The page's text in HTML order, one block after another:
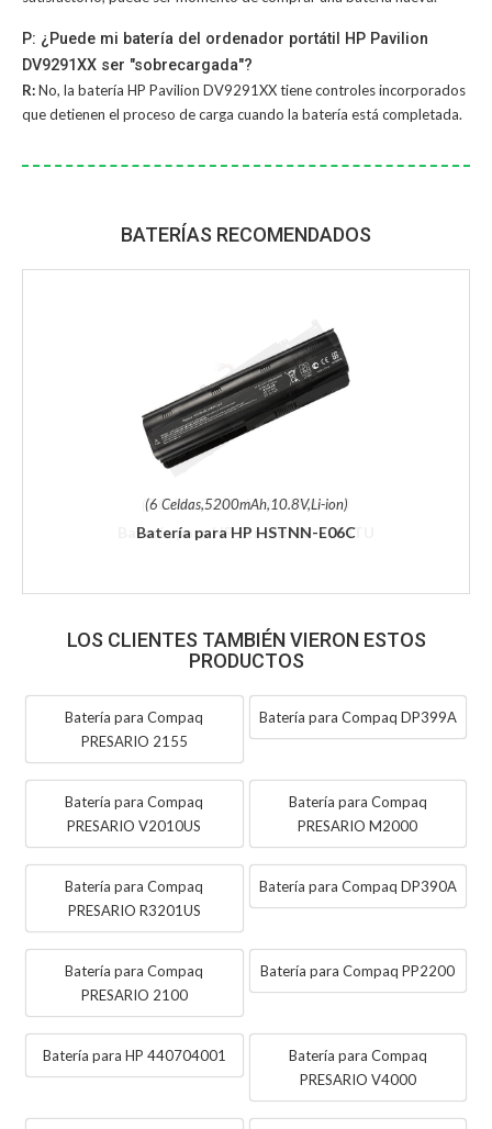
P: ¿Puede mi batería del ordenador portátil HP Pavilion
DV9291XX ser "sobrecargada"?
R:No, la batería HP Pavilion DV9291XXtiene controles incorporados
que detienen el proceso de carga cuando la batería está completada.
BATERÍAS RECOMENDADOS
(6 Celdas,5200mAh,10.8V,Li-ion)
Batería para HP HSTNN-E06C
LOS CLIENTES TAMBIÉN VIERON ESTOS
PRODUCTOS
Batería para Compaq
PRESARIO 2155
Batería para Compaq DP399A
Batería para Compaq
PRESARIO V2010US
Batería para Compaq
PRESARIO M2000
Batería para Compaq
PRESARIO R3201US
Batería para Compaq DP390A
Batería para Compaq
PRESARIO 2100
Batería para Compaq PP2200
Batería para HP 440704001
Batería para Compaq
PRESARIO V4000